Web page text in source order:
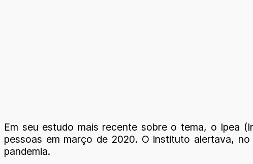
Em seu estudo mais recente sobre o tema, o Ipea
pessoas em março de 2020. O instituto alertava,
pandemia.